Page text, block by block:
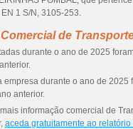
1 S/N, 3105-253.
de
durante o ano de 2025
empresa durante o ano de 2025
anterior.
informação comercial de
aceda gratuitamente ao